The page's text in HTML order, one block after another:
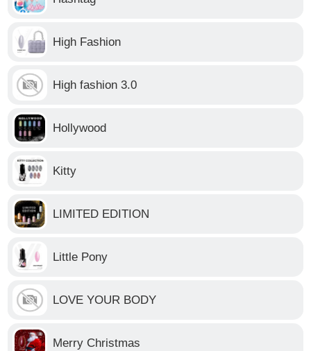
High Fashion
High fashion 3.0
Hollywood
Kitty
LIMITED EDITION
Little Pony
LOVE YOUR BODY
Merry Christmas